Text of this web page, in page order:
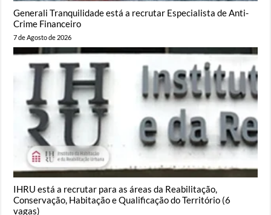
Generali Tranquilidade está a recrutar Especialista de Anti-
Crime Financeiro
7 de Agosto de 2026
IHRU está a recrutar para as áreas da Reabilitação,
Conservação, Habitação e Qualificação do Território (6
vagas)